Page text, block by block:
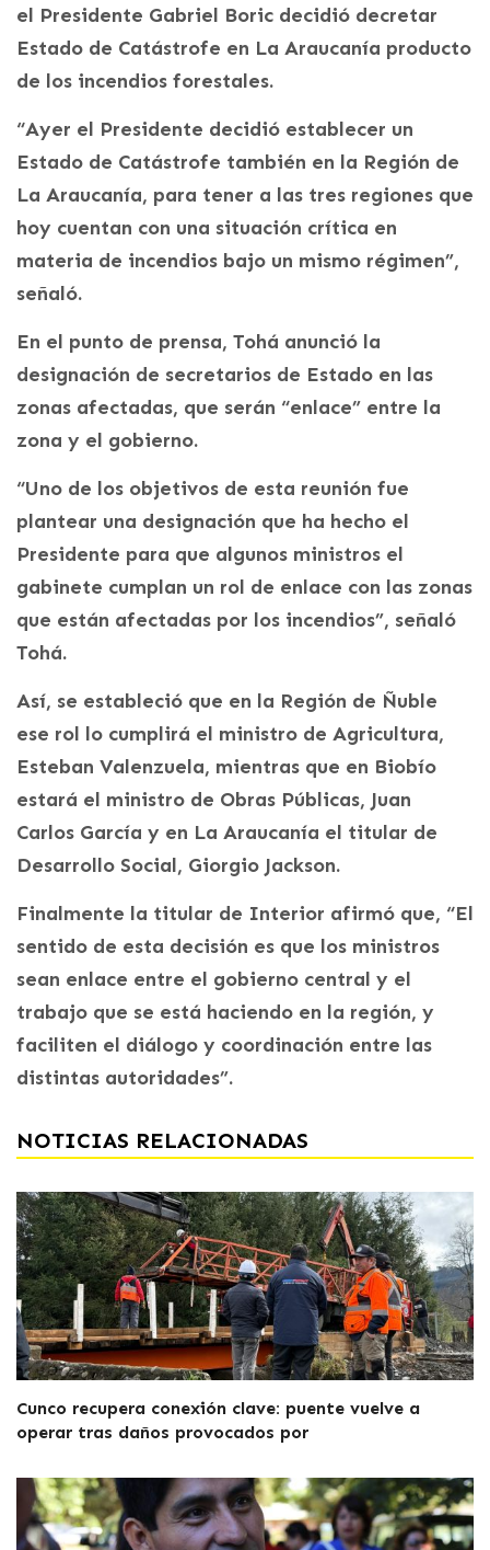
el Presidente Gabriel Boric decidió decretar
Estado de Catástrofe en La Araucanía producto
de los incendios forestales.
“Ayer el Presidente decidió establecer un
Estado de Catástrofe también en la Región de
La Araucanía, para tener a las tres regiones que
hoy cuentan con una situación crítica en
materia de incendios bajo un mismo régimen”,
señaló.
En el punto de prensa, Tohá anunció la
designación de secretarios de Estado en las
zonas afectadas, que serán “enlace” entre la
zona y el gobierno.
“Uno de los objetivos de esta reunión fue
plantear una designación que ha hecho el
Presidente para que algunos ministros el
gabinete cumplan un rol de enlace con las zonas
que están afectadas por los incendios”, señaló
Tohá.
Así, se estableció que en la Región de Ñuble
ese rol lo cumplirá el ministro de Agricultura,
Esteban Valenzuela, mientras que en Biobío
estará el ministro de Obras Públicas, Juan
Carlos García y en La Araucanía el titular de
Desarrollo Social, Giorgio Jackson.
Finalmente la titular de Interior afirmó que, “El
sentido de esta decisión es que los ministros
sean enlace entre el gobierno central y el
trabajo que se está haciendo en la región, y
faciliten el diálogo y coordinación entre las
distintas autoridades”.
NOTICIAS RELACIONADAS
Cunco recupera conexión clave: puente vuelve a
operar tras daños provocados por